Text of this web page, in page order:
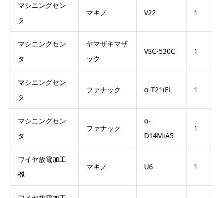
マシニングセン
タ
マキノ V22 1
マシニングセン
タ
ヤマザキマザ
ック
VSC-530C 1
マシニングセン
タ
ファナック α-T21iEL 1
マシニングセン
タ
ファナック
α-
D14MiA5
1
ワイヤ放電加工
機
マキノ U6 1